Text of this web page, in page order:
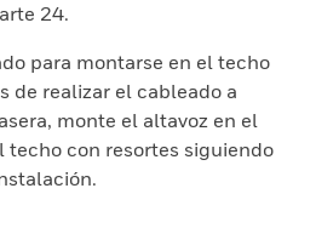
24.
para montarse en el techo
de realizar el cableado a
monte el altavoz en el
techo con resortes siguiendo